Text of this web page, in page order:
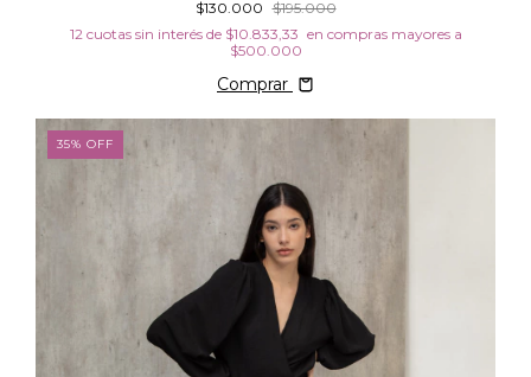
$130.000 $195.000
12 cuotas sin interés de $10.833,33
Comprar
35% OFF